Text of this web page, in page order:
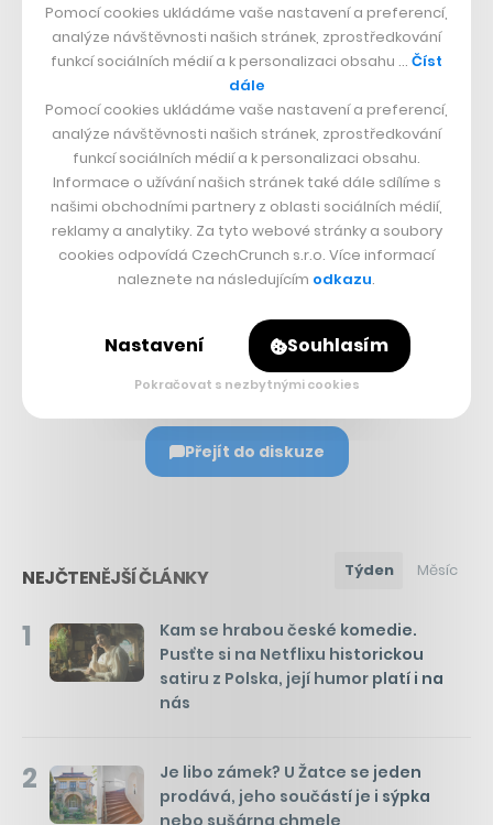
desítky tisíc objednávek a čísla stále stoupají.
Nepřehlédněte:
Přejít do diskuze
NEJČTENĚJŠÍ ČLÁNKY Týden Měsíc
1
Kam se hrabou české komedie.
Pusťte si na Netflixu historickou
satiru z Polska, její humor platí i na
nás
2
Je libo zámek? U Žatce se jeden
prodává, jeho součástí je i sýpka
Pomocí cookies ukládáme vaše nastavení a preferencí,
analýze návštěvnosti našich stránek, zprostředkování
funkcí sociálních médií a k personalizaci obsahu … Číst
dále
Pomocí cookies ukládáme vaše nastavení a preferencí,
analýze návštěvnosti našich stránek, zprostředkování
funkcí sociálních médií a k personalizaci obsahu.
Informace o užívání našich stránek také dále sdílíme s
našimi obchodními partnery z oblasti sociálních médií,
reklamy a analytiky. Za tyto webové stránky a soubory
cookies odpovídá CzechCrunch s.r.o. Více informací
naleznete na následujícím odkazu.
Nastavení Souhlasím
Pokračovat s nezbytnými cookies